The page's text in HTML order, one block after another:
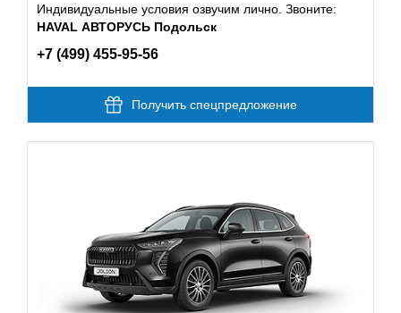
Индивидуальные условия озвучим лично. Звоните:
HAVAL АВТОРУСЬ Подольск
+7 (499) 455-95-56
Получить спецпредложение